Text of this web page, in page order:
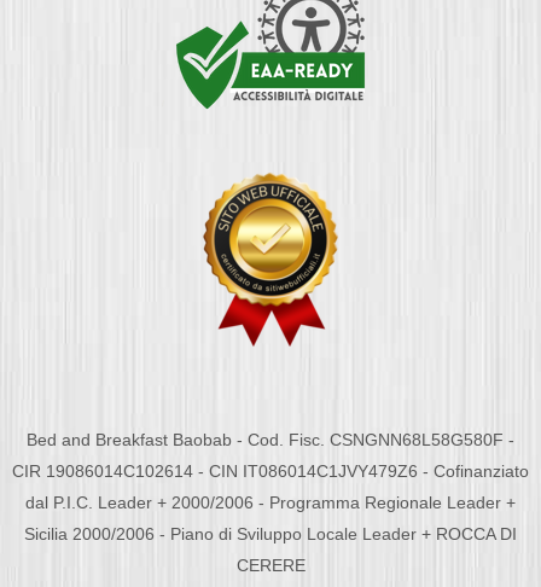
Bed and Breakfast Baobab - Cod. Fisc. CSNGNN68L58G580F -
CIR 19086014C102614 - CIN IT086014C1JVY479Z6 - Cofinanziato
dal P.I.C. Leader + 2000/2006 - Programma Regionale Leader +
Sicilia 2000/2006 - Piano di Sviluppo Locale Leader + ROCCA DI
CERERE